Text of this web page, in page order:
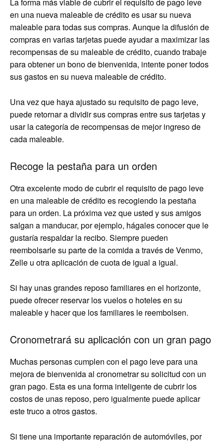
en una nueva maleable de crédito es usar su nueva
maleable para todas sus compras. Aunque la difusión de
compras en varias tarjetas puede ayudar a maximizar las
recompensas de su maleable de crédito, cuando trabaje
para obtener un bono de bienvenida, intente poner todos
sus gastos en su nueva maleable de crédito.
Una vez que haya ajustado su requisito de pago leve,
puede retornar a dividir sus compras entre sus tarjetas y
usar la categoría de recompensas de mejor ingreso de
cada maleable.
Recoge la pestaña para un orden
Otra excelente modo de cubrir el requisito de pago leve
en una maleable de crédito es recogiendo la pestaña
para un orden. La próxima vez que usted y sus amigos
salgan a manducar, por ejemplo, hágales conocer que le
gustaría respaldar la recibo. Siempre pueden
reembolsarle su parte de la comida a través de Venmo,
Zelle u otra aplicación de cuota de igual a igual.
Si hay unas grandes reposo familiares en el horizonte,
puede ofrecer reservar los vuelos o hoteles en su
maleable y hacer que los familiares le reembolsen.
Cronometrará su aplicación con un gran pago
Muchas personas cumplen con el pago leve para una
mejora de bienvenida al cronometrar su solicitud con un
gran pago. Esta es una forma inteligente de cubrir los
costos de unas reposo, pero igualmente puede aplicar
este truco a otros gastos.
Si tiene una importante reparación de automóviles, por